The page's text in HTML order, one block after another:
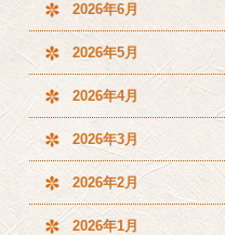
2026年6月
2026年5月
2026年4月
2026年3月
2026年2月
2026年1月